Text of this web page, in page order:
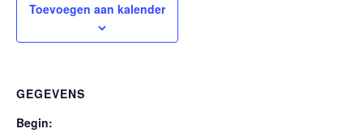
Toevoegen aan kalender
GEGEVENS
Begin: